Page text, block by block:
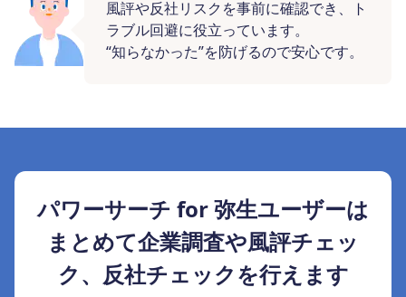
風評や反社リスクを事前に確認でき、ト
ラブル回避に役立っています。
“知らなかった”を防げるので安心です。
パワーサーチ for 弥生ユーザーは
まとめて企業調査や風評チェッ
ク、反社チェックを行えます